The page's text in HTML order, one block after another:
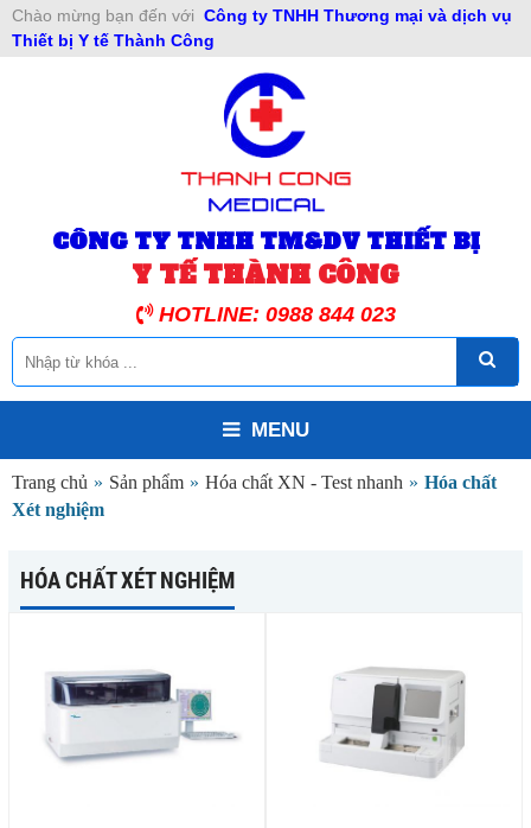
Chào mừng bạn đến với Công ty TNHH Thương mại và dịch vụ
Thiết bị Y tế Thành Công
CÔNG TY TNHH TM&DV THIẾT BỊ
Y TẾ THÀNH CÔNG
HOTLINE: 0988 844 023
MENU
Trang chủ » Sản phẩm » Hóa chất XN - Test nhanh » Hóa chất
Xét nghiệm
HÓA CHẤT XÉT NGHIỆM